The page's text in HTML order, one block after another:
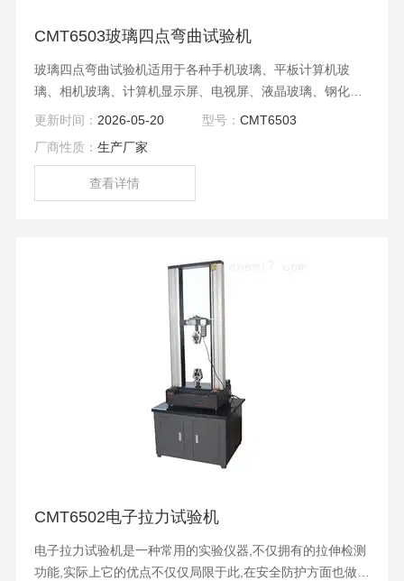
CMT6503玻璃四点弯曲试验机
玻璃四点弯曲试验机适用于各种手机玻璃、平板计算机玻
璃、相机玻璃、计算机显示屏、电视屏、液晶玻璃、钢化玻
璃、眼镜玻璃、有机玻璃、特种玻璃等的四点弯曲强度试
试分析研究；
更新时间： 2026-05-20 型号： CMT6503
厂商性质： 生产厂家
查看详情
CMT6502电子拉力试验机
电子拉力试验机是一种常用的实验仪器,不仅拥有的拉伸检测
功能,实际上它的优点不仅仅局限于此,在安全防护方面也做的